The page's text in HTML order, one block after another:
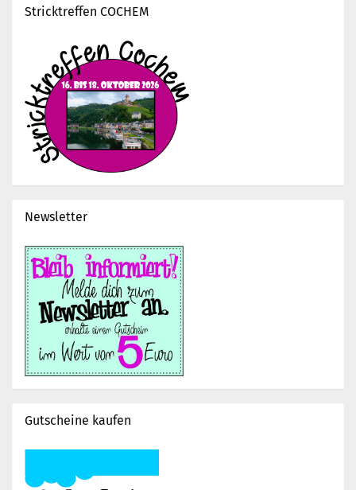
Stricktreffen COCHEM
Newsletter
Gutscheine kaufen